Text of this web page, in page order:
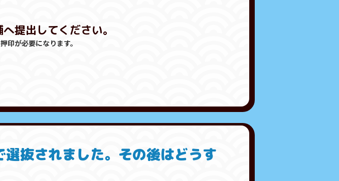
提出してください。
が必要になります。
抜されました。その後はどうす